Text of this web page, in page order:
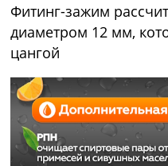
Фитинг-зажим
диаметром 12 мм,
цангой